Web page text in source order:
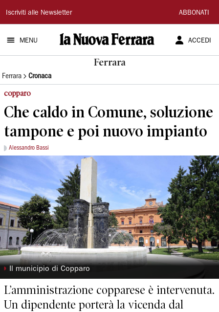
La
Nuova
Ferrara
Iscriviti alle Newsletter ABBONATI
MENU ACCEDI
Ferrara
Ferrara Cronaca
copparo
Che caldo in Comune, soluzione
tampone e poi nuovo impianto
Alessandro Bassi
◗ Il municipio di Copparo
L’amministrazione copparese è intervenuta.
Un dipendente porterà la vicenda dal